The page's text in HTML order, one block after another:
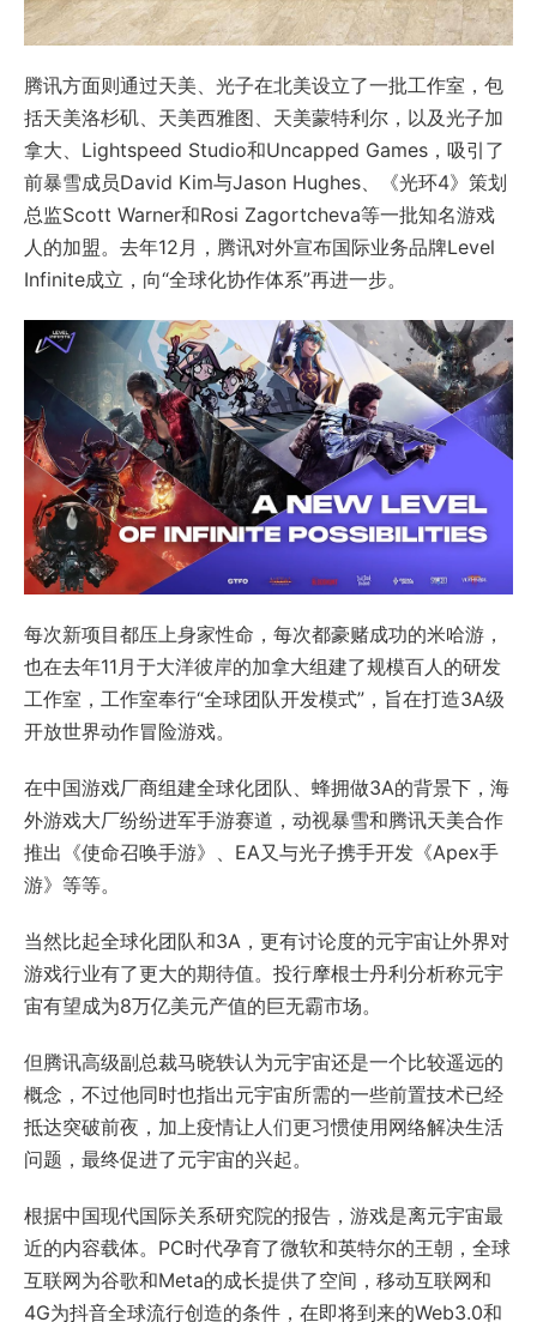
腾讯方面则通过天美、光子在北美设立了一批工作室，包
括天美洛杉矶、天美西雅图、天美蒙特利尔，以及光子加
拿大、Lightspeed Studio和Uncapped Games，吸引了
前暴雪成员David Kim与Jason Hughes、《光环4》策划
总监Scott Warner和Rosi Zagortcheva等一批知名游戏
人的加盟。去年12月，腾讯对外宣布国际业务品牌Level
Infinite成立，向“全球化协作体系”再进一步。
每次新项目都压上身家性命，每次都豪赌成功的米哈游，
也在去年11月于大洋彼岸的加拿大组建了规模百人的研发
工作室，工作室奉行“全球团队开发模式”，旨在打造3A级
开放世界动作冒险游戏。
在中国游戏厂商组建全球化团队、蜂拥做3A的背景下，海
外游戏大厂纷纷进军手游赛道，动视暴雪和腾讯天美合作
推出《使命召唤手游》、EA又与光子携手开发《Apex手
游》等等。
当然比起全球化团队和3A，更有讨论度的元宇宙让外界对
游戏行业有了更大的期待值。投行摩根士丹利分析称元宇
宙有望成为8万亿美元产值的巨无霸市场。
但腾讯高级副总裁马晓轶认为元宇宙还是一个比较遥远的
概念，不过他同时也指出元宇宙所需的一些前置技术已经
抵达突破前夜，加上疫情让人们更习惯使用网络解决生活
问题，最终促进了元宇宙的兴起。
根据中国现代国际关系研究院的报告，游戏是离元宇宙最
近的内容载体。PC时代孕育了微软和英特尔的王朝，全球
互联网为谷歌和Meta的成长提供了空间，移动互联网和
4G为抖音全球流行创造的条件，在即将到来的Web3.0和